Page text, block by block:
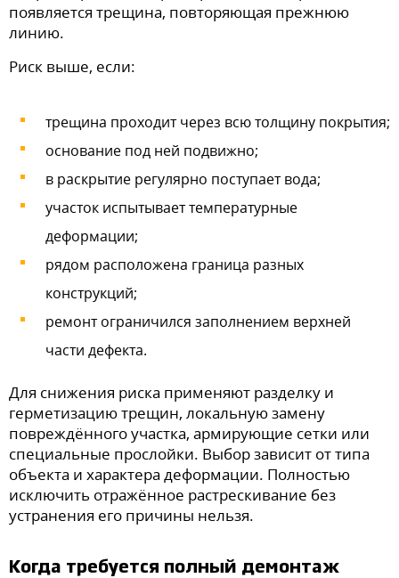
появляется трещина, повторяющая прежнюю
линию.
Риск выше, если:
трещина проходит через всю толщину покрытия;
основание под ней подвижно;
в раскрытие регулярно поступает вода;
участок испытывает температурные
деформации;
рядом расположена граница разных
конструкций;
ремонт ограничился заполнением верхней
части дефекта.
Для снижения риска применяют разделку и
герметизацию трещин, локальную замену
повреждённого участка, армирующие сетки или
специальные прослойки. Выбор зависит от типа
объекта и характера деформации. Полностью
исключить отражённое растрескивание без
устранения его причины нельзя.
Когда требуется полный демонтаж